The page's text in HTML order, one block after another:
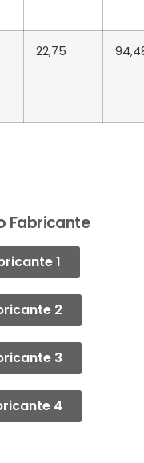
22,75
Fabricante
1
2
3
4